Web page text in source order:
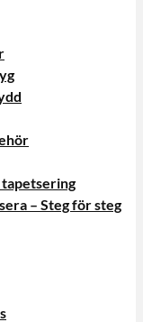
tapetsering
– Steg för steg